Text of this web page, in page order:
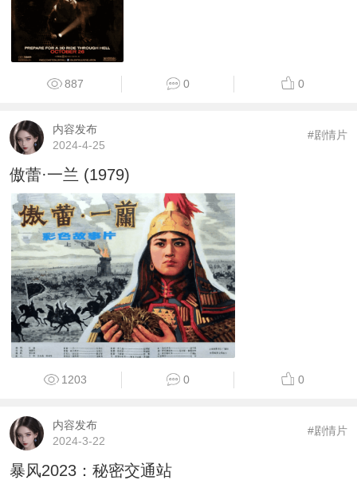
887 0 0
内容发布
2024-4-25
#剧情片
傲蕾·一兰 (1979)
1203 0 0
内容发布
2024-3-22
#剧情片
暴风2023：秘密交通站